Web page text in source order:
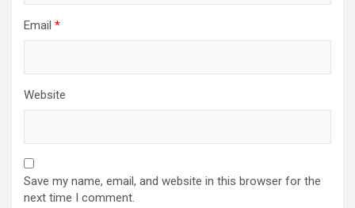
Email *
Website
Save my name, email, and website in this browser for the
next time I comment.